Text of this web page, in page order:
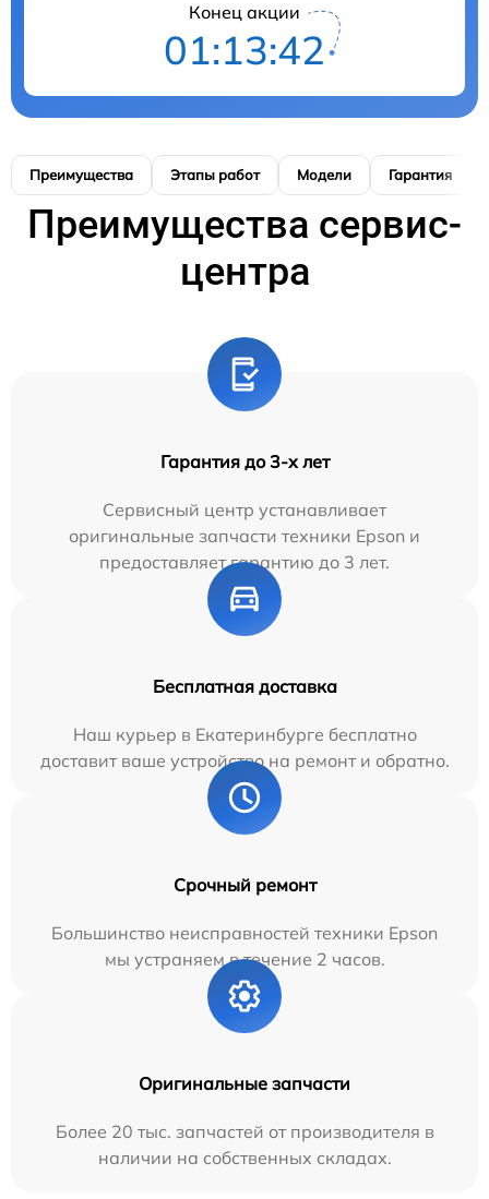
Конец акции
01:13:41
Преимущества Этапы работ Модели Гарантия
Преимущества сервис-
центра
Гарантия до 3-х лет
Сервисный центр устанавливает
оригинальные запчасти техники Epson и
предоставляет гарантию до 3 лет.
Бесплатная доставка
Наш курьер в Екатеринбурге бесплатно
доставит ваше устройство на ремонт и обратно.
Срочный ремонт
Большинство неисправностей техники Epson
мы устраняем в течение 2 часов.
Оригинальные запчасти
Более 20 тыс. запчастей от производителя в
наличии на собственных складах.